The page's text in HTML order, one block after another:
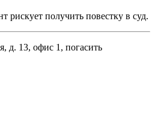
рискует получить повестку в суд.
д. 13, офис 1, погасить